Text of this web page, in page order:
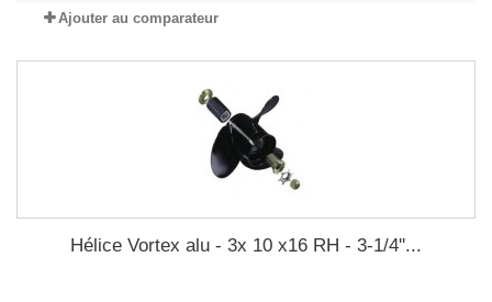
Ajouter au comparateur
Hélice Vortex alu - 3x 10 x16 RH - 3-1/4''...